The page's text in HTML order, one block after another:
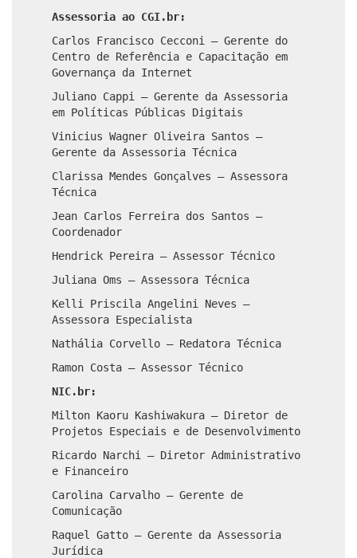
Assessoria ao CGI.br:
Carlos Francisco Cecconi – Gerente do
Centro de Referência e Capacitação em
Governança da Internet
Juliano Cappi – Gerente da Assessoria
em Políticas Públicas Digitais
Vinicius Wagner Oliveira Santos –
Gerente da Assessoria Técnica
Clarissa Mendes Gonçalves – Assessora
Técnica
Jean Carlos Ferreira dos Santos –
Coordenador
Hendrick Pereira – Assessor Técnico
Juliana Oms – Assessora Técnica
Kelli Priscila Angelini Neves –
Assessora Especialista
Nathália Corvello – Redatora Técnica
Ramon Costa – Assessor Técnico
NIC.br:
Milton Kaoru Kashiwakura – Diretor de
Projetos Especiais e de Desenvolvimento
Ricardo Narchi – Diretor Administrativo
e Financeiro
Carolina Carvalho – Gerente de
Comunicação
Raquel Gatto – Gerente da Assessoria
Jurídica